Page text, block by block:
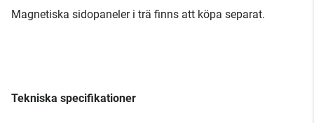
Magnetiska sidopaneler i trä finns att köpa separat.
Tekniska specifikationer